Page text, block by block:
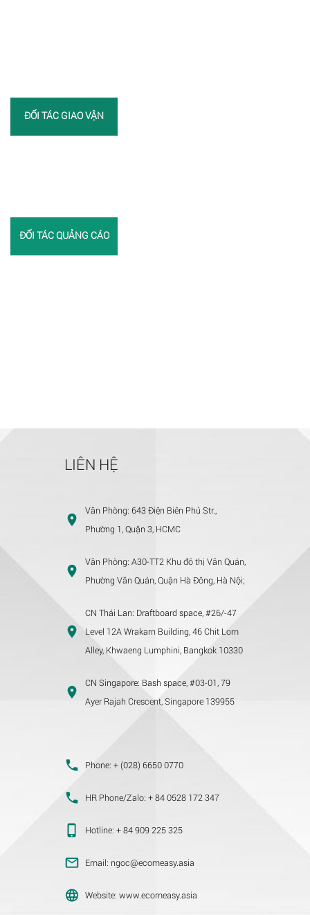
ĐỐI TÁC GIAO VẬN
ĐỐI TÁC QUẢNG CÁO
LIÊN HỆ
Văn Phòng: 643 Điện Biên Phủ Str.,
Phường 1, Quận 3, HCMC
Văn Phòng: A30-TT2 Khu đô thị Văn Quán,
Phường Văn Quán, Quận Hà Đông, Hà Nội;
CN Thái Lan: Draftboard space, #26/-47
Level 12A Wrakarn Building, 46 Chit Lom
Alley, Khwaeng Lumphini, Bangkok 10330
CN Singapore: Bash space, #03-01, 79
Ayer Rajah Crescent, Singapore 139955
Phone: + (028) 6650 0770
HR Phone/Zalo: + 84 0528 172 347
Hotline: + 84 909 225 325
Email: ngoc@ecomeasy.asia
Website: www.ecomeasy.asia